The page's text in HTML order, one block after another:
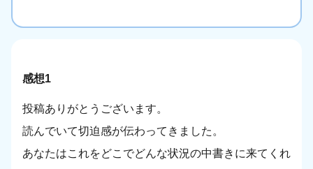
感想1
投稿ありがとうございます。
読んでいて切迫感が伝わってきました。
あなたはこれをどこでどんな状況の中書きに来てくれ